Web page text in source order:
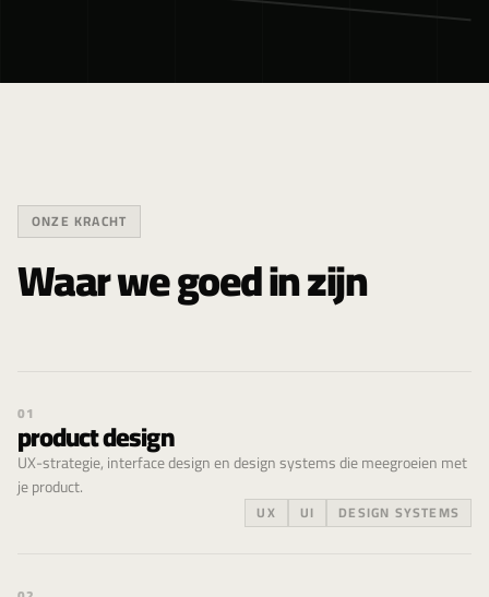
ONZE KRACHT
Waar we goed in zijn
01
product design
UX-strategie, interface design en design systems die meegroeien met
je product.
UX UI DESIGN SYSTEMS